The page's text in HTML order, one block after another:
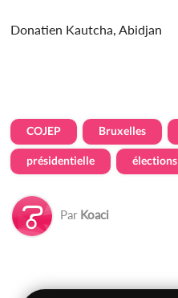
Donatien Kautcha, Abidjan
COJEP Bruxelles
présidentielle élections
Par Koaci